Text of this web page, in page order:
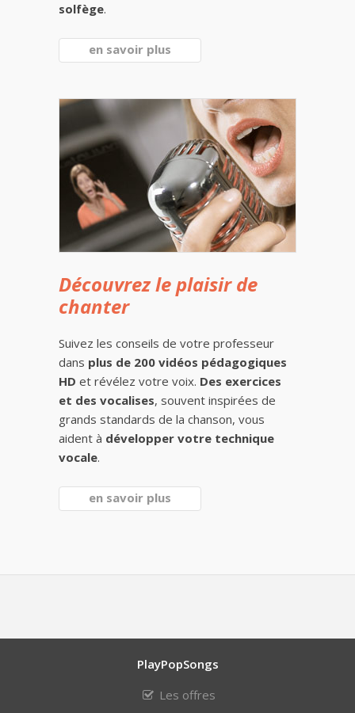
solfège.
en savoir plus
Découvrez le plaisir de
chanter
Suivez les conseils de votre professeur
dans plus de 200 vidéos pédagogiques
HD et révélez votre voix. Des exercices
et des vocalises, souvent inspirées de
grands standards de la chanson, vous
aident à développer votre technique
vocale.
en savoir plus
PlayPopSongs
Les offres